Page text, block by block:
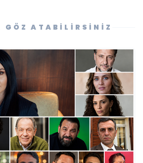
GÖZ ATABILIRSINIZ